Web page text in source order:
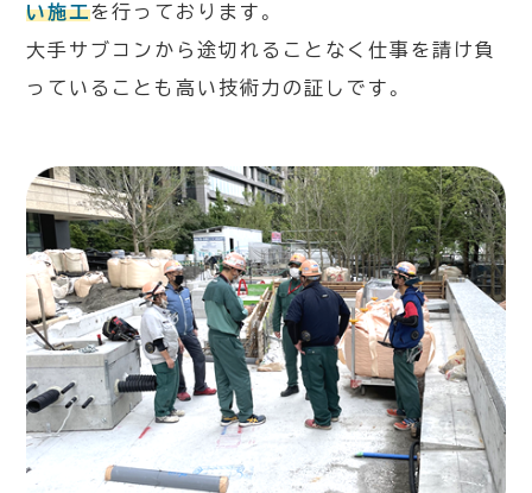
い施工を行っております。
大手サブコンから途切れることなく仕事を請け負
っていることも高い技術力の証しです。